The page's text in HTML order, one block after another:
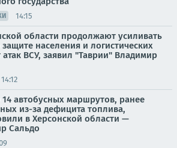
14:15
области продолжают усиливать
населения и логистических
атак ВСУ, заявил "Таврии" Владимир
14:12
14 автобусных маршрутов, ранее
из-за дефицита топлива,
в Херсонской области —
Сальдо